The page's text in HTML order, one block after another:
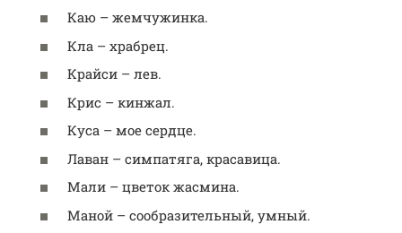
Каю – жемчужинка.
Кла – храбрец.
Крайси – лев.
Крис – кинжал.
Куса – мое сердце.
Лаван – симпатяга, красавица.
Мали – цветок жасмина.
Маной – сообразительный, умный.